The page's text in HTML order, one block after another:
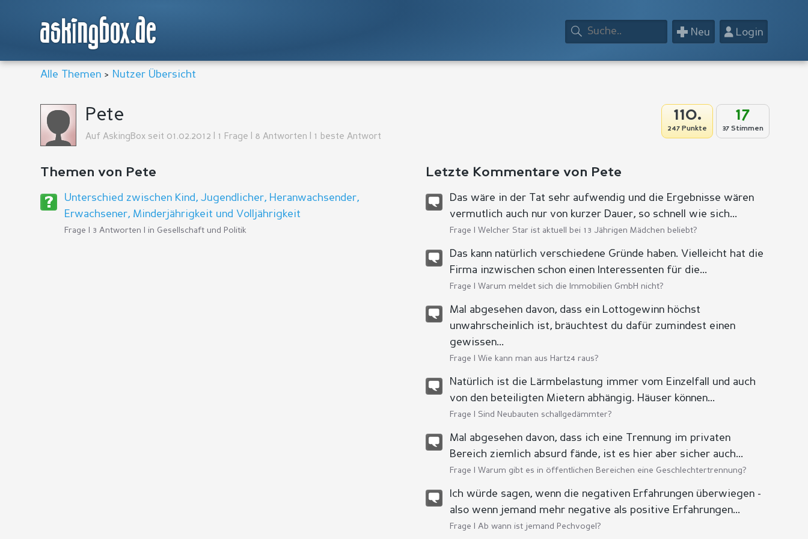
askingbox.de 👤Login
+ Neu
Alle Themen > Nutzer Übersicht
17
37 Stimmen
110.
247 Punkte
Pete
Auf AskingBox seit 01.02.2012 | 1 Frage | 8 Antworten | 1 beste Antwort
Themen von Pete
Unterschied zwischen Kind, Jugendlicher, Heranwachsender,
Erwachsener, Minderjährigkeit und Volljährigkeit
Frage | 3 Antworten | in Gesellschaft und Politik
Letzte Kommentare von Pete
Das wäre in der Tat sehr aufwendig und die Ergebnisse wären
vermutlich auch nur von kurzer Dauer, so schnell wie sich...
Frage |Welcher Star ist aktuell bei 13 Jährigen Mädchen beliebt?
Das kann natürlich verschiedene Gründe haben. Vielleicht hat die
Firma inzwischen schon einen Interessenten für die...
Frage |Warum meldet sich die Immobilien GmbH nicht?
Mal abgesehen davon, dass ein Lottogewinn höchst
unwahrscheinlich ist, bräuchtest du dafür zumindest einen
gewissen...
Frage |Wie kann man aus Hartz4 raus?
Natürlich ist die Lärmbelastung immer vom Einzelfall und auch
von den beteiligten Mietern abhängig. Häuser können...
Frage | Sind Neubauten schallgedämmter?
Mal abgesehen davon, dass ich eine Trennung im privaten
Bereich ziemlich absurd fände, ist es hier aber sicher auch...
Frage |Warum gibt es in öffentlichen Bereichen eine Geschlechtertrennung?
Ich würde sagen, wenn die negativen Erfahrungen überwiegen -
also wenn jemand mehr negative als positive Erfahrungen...
Frage |Ab wann ist jemand Pechvogel?